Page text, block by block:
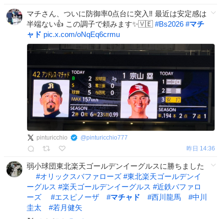
マチさん、ついに防御率0点台に突入‼️ 最近は安定感は
半端ない👍 この調子で頼みます✨🇻🇪 #Bs2026 #マチ
ャド pic.x.com/oNqEq6crmu
pinturicchio @pinturicchio777
昨日 14:36
弱小球団東北楽天ゴールデンイーグルスに勝ちました
#オリックスバファローズ #東北楽天ゴールデンイ
ーグルス #楽天ゴールデンイーグルス #近鉄バファロ
ーズ
#エスピノーザ #マチャド #西川龍馬 #中川
圭太
#若月健矢